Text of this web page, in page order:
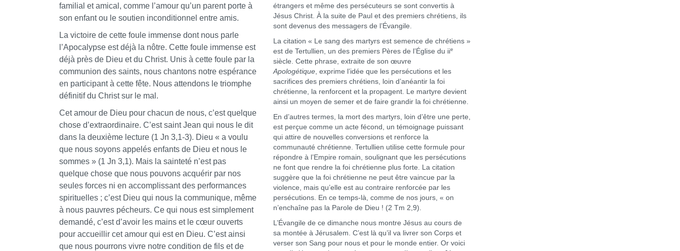
familial et amical, comme l’amour qu’un parent porte à
son enfant ou le soutien inconditionnel entre amis.
La victoire de cette foule immense dont nous parle
l’Apocalypse est déjà la nôtre. Cette foule immense est
déjà près de Dieu et du Christ. Unis à cette foule par la
communion des saints, nous chantons notre espérance
en participant à cette fête. Nous attendons le triomphe
définitif du Christ sur le mal.
Cet amour de Dieu pour chacun de nous, c’est quelque
chose d’extraordinaire. C’est saint Jean qui nous le dit
dans la deuxième lecture (1 Jn 3,1-3). Dieu « a voulu
que nous soyons appelés enfants de Dieu et nous le
sommes » (1 Jn 3,1). Mais la sainteté n’est pas
quelque chose que nous pouvons acquérir par nos
seules forces ni en accomplissant des performances
spirituelles ; c’est Dieu qui nous la communique, même
à nous pauvres pécheurs. Ce qui nous est simplement
demandé, c’est d’avoir les mains et le cœur ouverts
pour accueillir cet amour qui est en Dieu. C’est ainsi
que nous pourrons vivre notre condition de fils et de
étrangers et même des persécuteurs se sont convertis à
Jésus Christ. À la suite de Paul et des premiers chrétiens, ils
sont devenus des messagers de l’Évangile.
La citation « Le sang des martyrs est semence de chrétiens »
est de Tertullien, un des premiers Pères de l’Église du iie
siècle. Cette phrase, extraite de son œuvre
Apologétique, exprime l’idée que les persécutions et les
sacrifices des premiers chrétiens, loin d’anéantir la foi
chrétienne, la renforcent et la propagent. Le martyre devient
ainsi un moyen de semer et de faire grandir la foi chrétienne.
En d’autres termes, la mort des martyrs, loin d’être une perte,
est perçue comme un acte fécond, un témoignage puissant
qui attire de nouvelles conversions et renforce la
communauté chrétienne. Tertullien utilise cette formule pour
répondre à l’Empire romain, soulignant que les persécutions
ne font que rendre la foi chrétienne plus forte. La citation
suggère que la foi chrétienne ne peut être vaincue par la
violence, mais qu’elle est au contraire renforcée par les
persécutions. En ce temps-là, comme de nos jours, « on
n’enchaîne pas la Parole de Dieu ! (2 Tm 2,9).
L’Évangile de ce dimanche nous montre Jésus au cours de
sa montée à Jérusalem. C’est là qu’il va livrer son Corps et
verser son Sang pour nous et pour le monde entier. Or voici